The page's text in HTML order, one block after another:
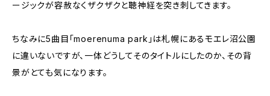
ージックが容赦なくザクザクと聴神経を突き刺してきます。
ちなみに5曲目「moerenuma park」は札幌にあるモエレ沼公園
に違いないですが、一体どうしてそのタイトルにしたのか、その背
景がとても気になります。